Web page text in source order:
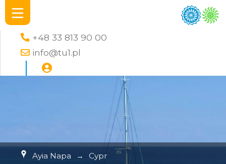
+48 33 813 90 00
info@tu1.pl
Ayia Napa → Cypr